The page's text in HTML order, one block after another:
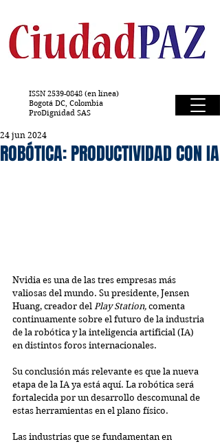
ISSN 2539-0848 (en línea)
Bogotá DC, Colombia
ProDignidad SAS
ROBÓTICA: PRODUCTIVIDAD CON IA
24 jun 2024
Nvidia es una de las tres empresas más
valiosas del mundo. Su presidente, Jensen
Huang, creador del Play Station, comenta
continuamente sobre el futuro de la industria
de la robótica y la inteligencia artificial (IA)
en distintos foros internacionales.
Su conclusión más relevante es que la nueva
etapa de la IA ya está aquí. La robótica será
fortalecida por un desarrollo descomunal de
estas herramientas en el plano físico.
Las industrias que se fundamentan en